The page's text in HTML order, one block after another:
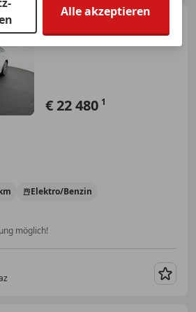
Mercedes-Benz CLA 250
CLA-KLasse 1.3 CLA 250 e
Advantage SB Pickerl NEU
€ 22 480 1
Elektro/Benzin
möglich!
Alle akzeptieren